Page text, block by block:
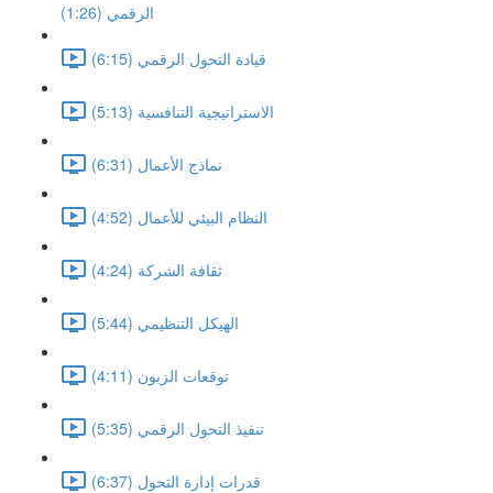
الرقمي (1:26)
قيادة التحول الرقمي (6:15)
الاستراتيجية التنافسية (5:13)
نماذج الأعمال (6:31)
النظام البيئي للأعمال (4:52)
ثقافة الشركة (4:24)
الهيكل التنظيمي (5:44)
توقعات الزبون (4:11)
تنفيذ التحول الرقمي (5:35)
قدرات إدارة التحول (6:37)